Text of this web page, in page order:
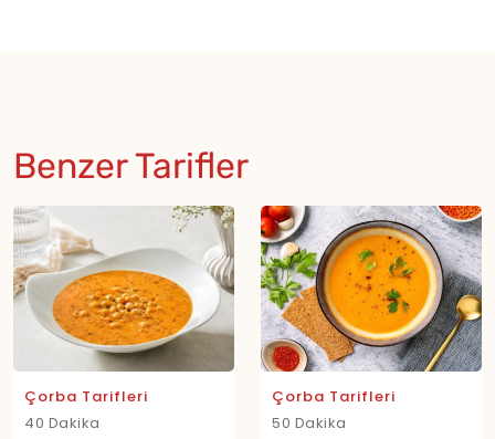
Benzer Tarifler
Çorba Tarifleri
40 Dakika
Çorba Tarifleri
50 Dakika